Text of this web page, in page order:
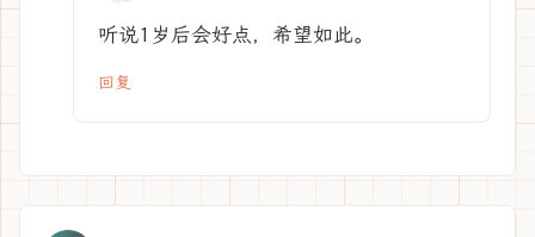
听说1岁后会好点，希望如此。
回复